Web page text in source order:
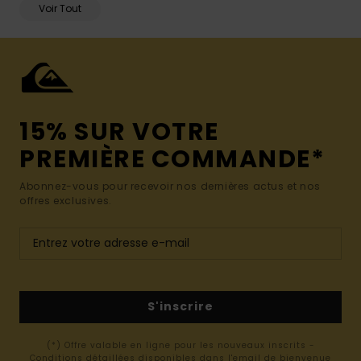
Voir Tout
15% SUR VOTRE
PREMIÈRE COMMANDE*
Abonnez-vous pour recevoir nos dernières actus et nos
offres exclusives.
S'inscrire
(*) Offre valable en ligne pour les nouveaux inscrits -
Conditions détaillées disponibles dans l'email de bienvenue